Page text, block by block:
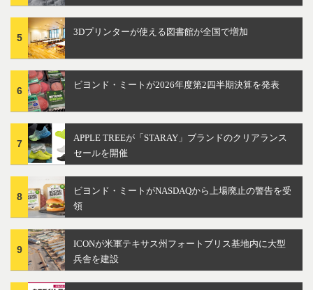
5
3Dプリンターが使える図書館が全国で増加
6
ビヨンド・ミートが2026年度第2四半期決算を発表
7
APPLE TREEが「STARAY」ブランドのクリアランス
セールを開催
8
ビヨンド・ミートがNASDAQから上場廃止の警告を受
領
9
ICONが米軍テキサス州フォートブリス基地内に大型
兵舎を建設